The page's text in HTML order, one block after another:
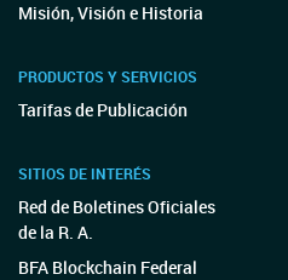
Misión, Visión e Historia
PRODUCTOS Y SERVICIOS
Tarifas de Publicación
SITIOS DE INTERÉS
Red de Boletines Oficiales
de la R. A.
BFA Blockchain Federal